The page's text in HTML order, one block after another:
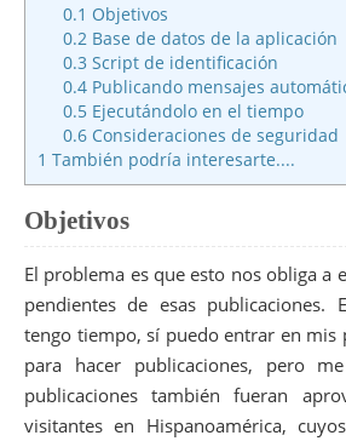
0.1 Objetivos
0.2 Base de datos de la aplicación
0.3 Script de identificación
0.4 Publicando mensajes
0.5 Ejecutándolo en el tiempo
0.6 Consideraciones de seguridad
1 También podría interesarte....
Objetivos
El problema es que esto nos obliga a
pendientes de esas publicaciones.
tengo tiempo, sí puedo entrar en mis
para hacer publicaciones, pero
publicaciones también fueran
visitantes en Hispanoamérica,